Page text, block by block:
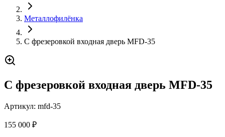
Металлофилёнка
С фрезеровкой входная дверь MFD-35
С фрезеровкой входная дверь MFD-35
Артикул: mfd-35
155 000 ₽